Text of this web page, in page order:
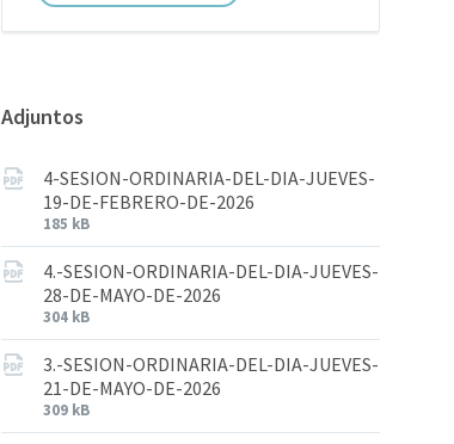
Adjuntos
4-SESION-ORDINARIA-DEL-DIA-JUEVES-
19-DE-FEBRERO-DE-2026
185 kB
4.-SESION-ORDINARIA-DEL-DIA-JUEVES-
28-DE-MAYO-DE-2026
304 kB
3.-SESION-ORDINARIA-DEL-DIA-JUEVES-
21-DE-MAYO-DE-2026
309 kB